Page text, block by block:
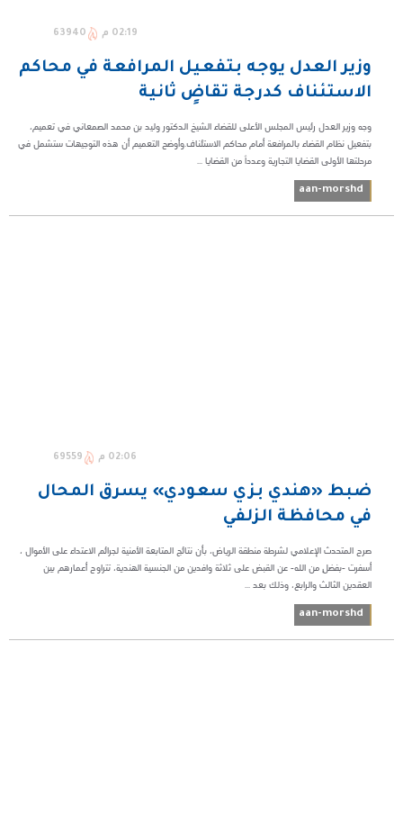
02:19 م 63940
وزير العدل يوجه بتفعيل المرافعة في محاكم
الاستئناف كدرجة تقاضٍ ثانية
وجه وزير العدل رئيس المجلس الأعلى للقضاء الشيخ الدكتور وليد بن محمد الصمعاني في تعميم،
بتفعيل نظام القضاء بالمرافعة أمام محاكم الاستئناف.وأوضح التعميم أن هذه التوجيهات ستشمل في
مرحلتها الأولى القضايا التجارية وعدداً من القضايا ...
aan-morshd
02:06 م 69559
ضبط «هندي بزي سعودي» يسرق المحال
في محافظة الزلفي
صرح المتحدث الإعلامي لشرطة منطقة الرياض، بأن نتائج المتابعة الأمنية لجرائم الاعتداء على الأموال ،
أسفرت -بفضلٍ من الله- عن القبض على ثلاثة وافدين من الجنسية الهندية، تتراوح أعمارهم بين
العقدين الثالث والرابع، وذلك بعد ...
aan-morshd